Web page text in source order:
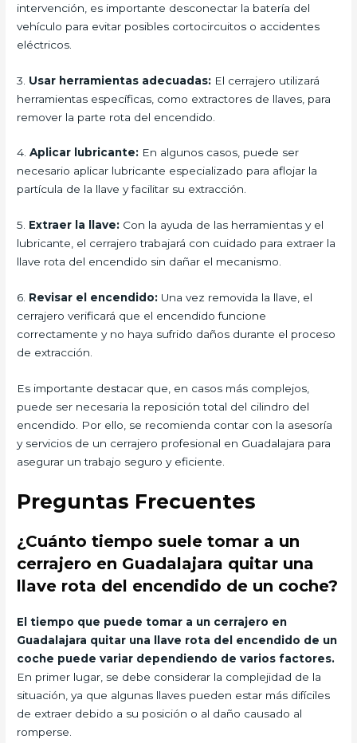
intervención, es importante desconectar la batería del
vehículo para evitar posibles cortocircuitos o accidentes
eléctricos.
3. Usar herramientas adecuadas: El cerrajero utilizará
herramientas específicas, como extractores de llaves, para
remover la parte rota del encendido.
4.Aplicar lubricante: En algunos casos, puede ser
necesario aplicar lubricante especializado para aflojar la
partícula de la llave y facilitar su extracción.
5. Extraer la llave: Con la ayuda de las herramientas y el
lubricante, el cerrajero trabajará con cuidado para extraer la
llave rota del encendido sin dañar el mecanismo.
6. Revisar el encendido: Una vez removida la llave, el
cerrajero verificará que el encendido funcione
correctamente y no haya sufrido daños durante el proceso
de extracción.
Es importante destacar que, en casos más complejos,
puede ser necesaria la reposición total del cilindro del
encendido. Por ello, se recomienda contar con la asesoría
y servicios de un cerrajero profesional en Guadalajara para
asegurar un trabajo seguro y eficiente.
Preguntas Frecuentes
¿Cuánto tiempo suele tomar a un
cerrajero en Guadalajara quitar una
llave rota del encendido de un coche?
El tiempo que puede tomar a un cerrajero en
Guadalajara quitar una llave rota del encendido de un
coche puede variar dependiendo de varios factores.
En primer lugar, se debe considerar la complejidad de la
situación, ya que algunas llaves pueden estar más difíciles
de extraer debido a su posición o al daño causado al
romperse.